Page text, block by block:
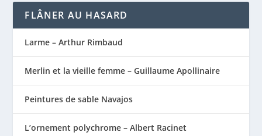
FLÂNER AU HASARD
Larme – Arthur Rimbaud
Merlin et la vieille femme – Guillaume Apollinaire
Peintures de sable Navajos
L’ornement polychrome – Albert Racinet